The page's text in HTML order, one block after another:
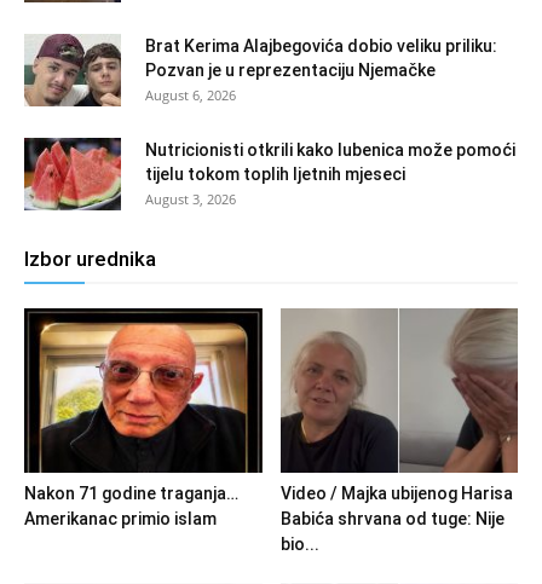
Brat Kerima Alajbegovića dobio veliku priliku:
Pozvan je u reprezentaciju Njemačke
August 6, 2026
Nutricionisti otkrili kako lubenica može pomoći
tijelu tokom toplih ljetnih mjeseci
August 3, 2026
Izbor urednika
Nakon 71 godine traganja…
Amerikanac primio islam
Video / Majka ubijenog Harisa
Babića shrvana od tuge: Nije
bio...